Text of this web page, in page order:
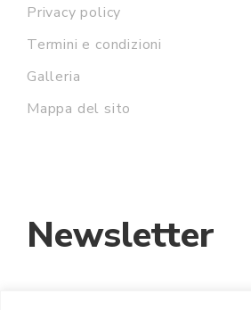
Privacy policy
Termini e condizioni
Galleria
Mappa del sito
Newsletter